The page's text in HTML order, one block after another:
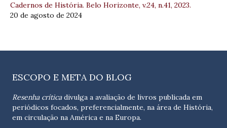
Cadernos de História. Belo Horizonte, v.24, n.41, 2023.
20 de agosto de 2024
ESCOPO E META DO BLOG
Resenha críticadivulga a avaliação de livros publicada em
periódicos focados, preferencialmente, na área de História,
em circulação na América e na Europa.